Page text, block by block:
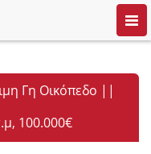
Γη Οικόπεδο ||
100.000€